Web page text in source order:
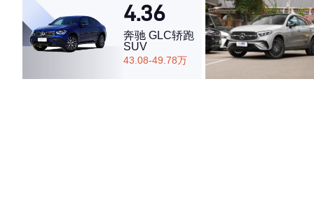
·外观表现较为优秀，优于77%同级车
·内饰表现较为优秀，优于82%同级车
·空间表现一般，低于96%同级车
4.36
奔驰 GLC轿跑
SUV
43.08-49.78万